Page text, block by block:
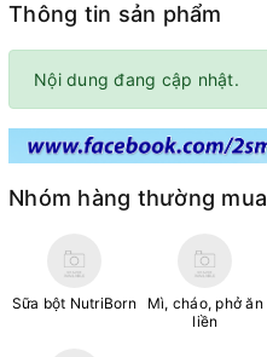
Thông tin sản phẩm
Nội dung đang cập nhật.
Nhóm hàng thường mua
Sữa bột NutriBorn
Mì, cháo, phở ăn
liền